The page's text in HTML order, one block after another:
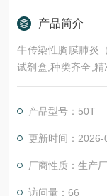
产品简介
牛传染性胸膜肺炎
试剂盒,种类齐全,精
询和选购。
产品型号：50T
更新时间：2026-
厂商性质：生产
访问量：66